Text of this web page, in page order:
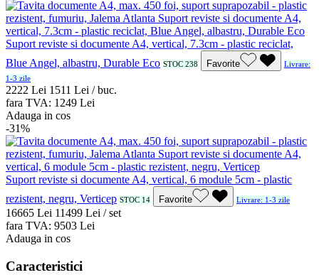
Suport reviste si documente A4, vertical, 7.3cm - plastic reciclat,
Blue Angel, albastru, Durable Eco STOC 238 Favorite
Livrare:
1-3 zile
2222 Lei 1511 Lei / buc.
fara TVA: 1249 Lei
Adauga in cos
-31%
Suport reviste si documente A4, vertical, 6 module 5cm - plastic
rezistent, negru, Verticep STOC 14 Favorite Livrare: 1-3 zile
16665 Lei 11499 Lei / set
fara TVA: 9503 Lei
Adauga in cos
Caracteristici